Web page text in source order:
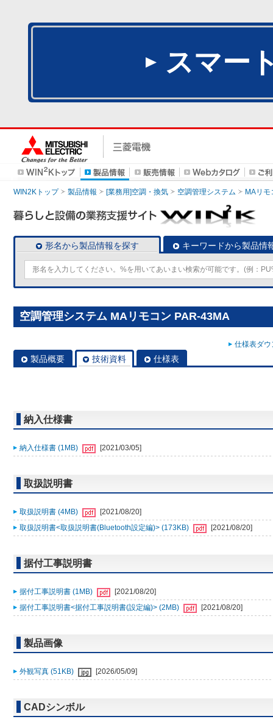
スマー
WIN2Kトップ 製品情報 [業務用]空調・換気 空調管理システム MAリモ
形名から製品情報を探す キーワードから製品情
空調管理システム MAリモコン PAR-43MA
仕様表ダ
製品概要 技術資料 仕様表
納入仕様書
納入仕様書 (1MB) [2021/03/05]
取扱説明書
取扱説明書 (4MB)
[2021/08/20]
取扱説明書<取扱説明書(Bluetooth設定編)> (173KB)
[2021/08/20]
据付工事説明書
据付工事説明書 (1MB)
[2021/08/20]
据付工事説明書<据付工事説明書(設定編)> (2MB)
[2021/08/20]
製品画像
外観写真 (51KB) [2026/05/09]
CADシンボル